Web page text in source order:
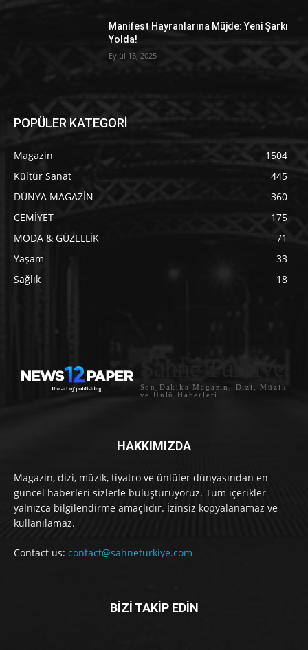
Manifest Hayranlarına Müjde: Yeni Şarkı
Yolda!
Eylül 15, 2025
POPÜLER KATEGORİ
Magazin
1504
Kültür Sanat
445
DÜNYA MAGAZİN
360
CEMİYET
175
MODA & GÜZELLİK
71
Yaşam
33
Sağlık
18
Sahne Türkiye
Son Dakika Magazin, Dizi, Müzik
ve Ünlü Haberleri
HAKKIMIZDA
Magazin, dizi, müzik, tiyatro ve ünlüler dünyasından en
güncel haberleri sizlerle buluşturuyoruz. Tüm içerikler
yalnızca bilgilendirme amaçlıdır. İzinsiz kopyalanamaz ve
kullanılamaz.
Contact us: contact@sahneturkiye.com
BİZİ TAKİP EDİN